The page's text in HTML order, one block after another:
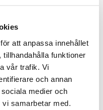
att anpassa innehållet
funktioner
vår trafik. Vi
och annan
medier och
samarbetar med.
och teknik
chefer inom bolaget
rapporterar till Head of